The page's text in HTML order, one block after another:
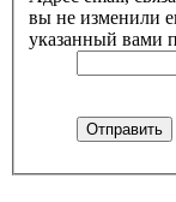
вы не изменили
указанный вами